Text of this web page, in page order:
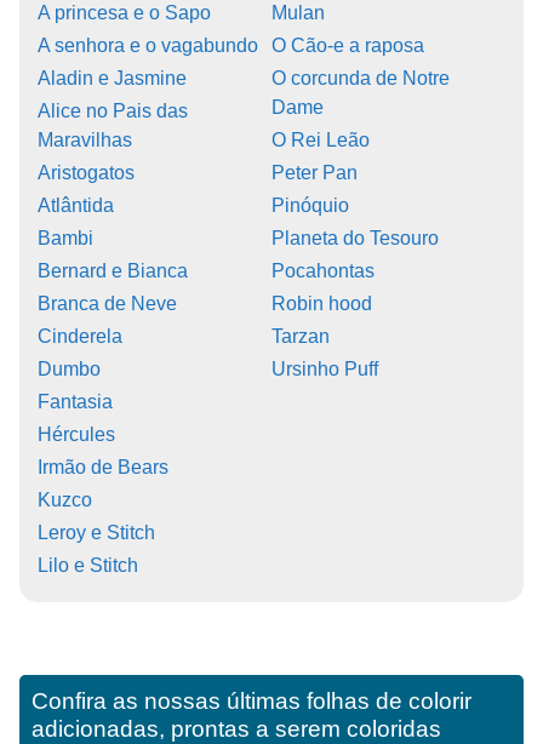
A princesa e o Sapo
A senhora e o vagabundo
Aladin e Jasmine
Alice no Pais das
Maravilhas
Aristogatos
Atlântida
Bambi
Bernard e Bianca
Branca de Neve
Cinderela
Dumbo
Fantasia
Hércules
Irmão de Bears
Kuzco
Leroy e Stitch
Lilo e Stitch
Mulan
O Cão-e a raposa
O corcunda de Notre
Dame
O Rei Leão
Peter Pan
Pinóquio
Planeta do Tesouro
Pocahontas
Robin hood
Tarzan
Ursinho Puff
Confira as nossas últimas folhas de colorir
adicionadas, prontas a serem coloridas